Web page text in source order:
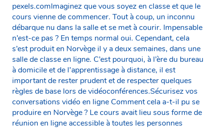
pexels.comImaginez que vous soyez en classe et que le
cours vienne de commencer. Tout à coup, un inconnu
débarque nu dans la salle et se met à courir. Impensable
n’est-ce pas ? En temps normal oui. Cependant, cela
s’est produit en Norvège il y a deux semaines, dans une
salle de classe en ligne. C’est pourquoi, à l’ère du bureau
à domicile et de l’apprentissage à distance, il est
important de rester prudent et de respecter quelques
règles de base lors de vidéoconférences.Sécurisez vos
conversations vidéo en ligne Comment cela a-t-il pu se
produire en Norvège ? Le cours avait lieu sous forme de
réunion en ligne accessible à toutes les personnes